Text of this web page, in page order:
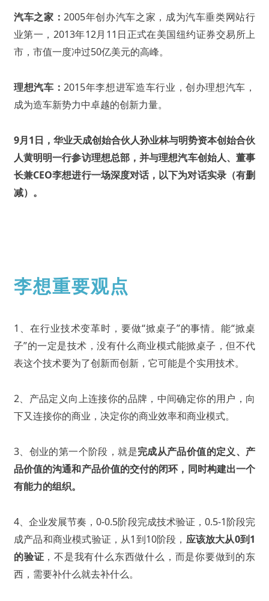
汽车之家：2005年创办汽车之家，成为汽车垂类网站行
业第一，2013年12月11日正式在美国纽约证券交易所上
市，市值一度冲过50亿美元的高峰。
理想汽车：2015年李想进军造车行业，创办理想汽车，
成为造车新势力中卓越的创新力量。
9月1日，华业天成创始合伙人孙业林与明势资本创始合伙
人黄明明一行参访理想总部，并与理想汽车创始人、董事
长兼CEO李想进行一场深度对话，以下为对话实录（有删
减）。
李想重要观点
1、在行业技术变革时，要做“掀桌子”的事情。能“掀桌
子”的一定是技术，没有什么商业模式能掀桌子，但不代
表这个技术要为了创新而创新，它可能是个实用技术。
2、产品定义向上连接你的品牌，中间确定你的用户，向
下又连接你的商业，决定你的商业效率和商业模式。
3、创业的第一个阶段，就是完成从产品价值的定义、产
品价值的沟通和产品价值的交付的闭环，同时构建出一个
有能力的组织。
4、企业发展节奏，0-0.5阶段完成技术验证，0.5-1阶段完
成产品和商业模式验证，从1到10阶段， 应该放大从0到1
的验证 ，不是我有什么东西做什么，而是你要做到的东
西，需要补什么就去补什么。